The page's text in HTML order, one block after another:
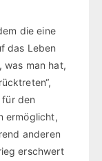
die eine
das Leben
was man hat,
für den
ermöglicht,
anderen
erschwert